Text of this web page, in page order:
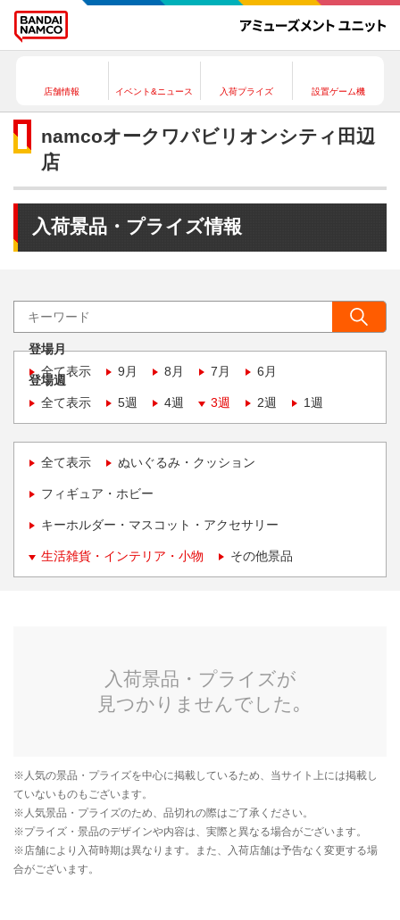
店舗情報 イベント&ニュース 入荷プライズ 設置ゲーム機
namcoオークワパビリオンシティ田辺
店
入荷景品・プライズ情報
登場月
全て表示
9月 8月 7月 6月
登場週
全て表示
5週 4週 3週 2週 1週
全て表示 ぬいぐるみ・クッション
フィギュア・ホビー
キーホルダー・マスコット・アクセサリー
生活雑貨・インテリア・小物 その他景品